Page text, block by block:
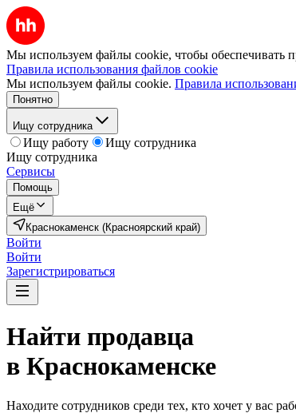
Мы используем файлы cookie, чтобы обеспечивать
Правила использования файлов cookie
Мы используем файлы cookie. Правила
Понятно
Ищу сотрудника
Ищу работу
Ищу сотрудника
Ищу сотрудника
Сервисы
Помощь
Ещё
Краснокаменск (Красноярский край)
Войти
Войти
Зарегистрироваться
Найти продавца
в Краснокаменске
Находите сотрудников среди тех, кто хочет у вас